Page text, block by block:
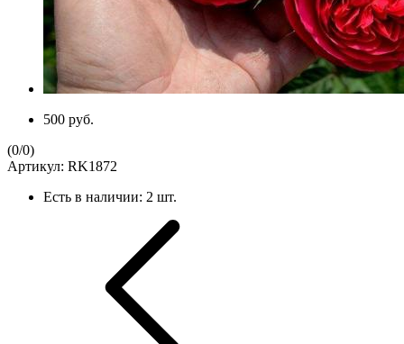
500 руб.
(0/0)
Артикул: RK1872
Есть в наличии: 2 шт.